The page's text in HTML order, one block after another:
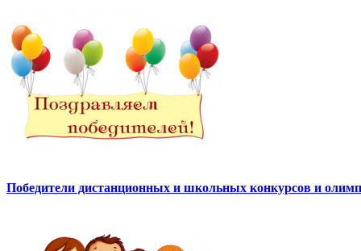
Победители дистанционных и школьных конкурсов и